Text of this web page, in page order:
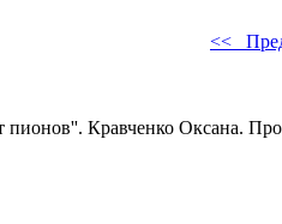
<<